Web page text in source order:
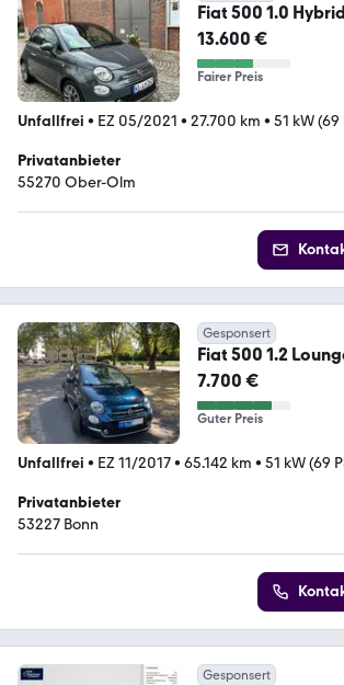
Fiat 500 1.0
27.700 km
13.600 €
Fairer Preis
Unfallfrei • EZ 05/2021 • 27.700 km • 51 kW (69
Privatanbieter
55270 Ober-Olm
Gesponsert
Fiat 500 1.2
Panoramadach
7.700 €
Guter Preis
Unfallfrei • EZ 11/2017• 65.142 km • 51 kW (69
Privatanbieter
53227 Bonn
Gesponsert